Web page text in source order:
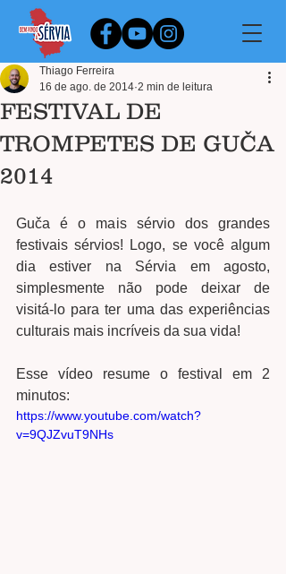
FESTIVAL DE
TROMPETES DE GUČA
2014
Thiago Ferreira
16 de ago. de 2014 2 min de leitura
Guča é o mais sérvio dos grandes
festivais sérvios! Logo, se você algum
dia estiver na Sérvia em agosto,
simplesmente não pode deixar de
visitá-lo para ter uma das experiências
culturais mais incríveis da sua vida!
Esse vídeo resume o festival em 2
minutos:
https://www.youtube.com/watch?
v=9QJZvuT9NHs